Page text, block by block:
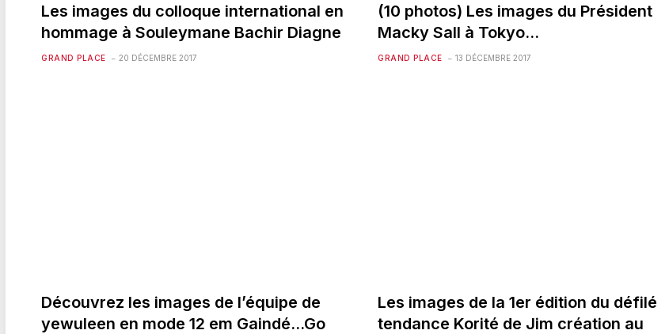
Les images du colloque international en
hommage à Souleymane Bachir Diagne
GRAND PLACE 20 DÉCEMBRE 2017
(10 photos) Les images du Président
Macky Sall à Tokyo…
GRAND PLACE 13 DÉCEMBRE 2017
Découvrez les images de l’équipe de
yewuleen en mode 12 em Gaindé…Go
Les images de la 1er édition du défilé
tendance Korité de Jim création au